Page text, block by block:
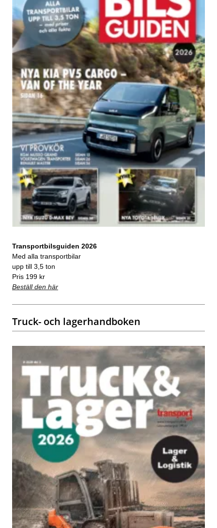
Transportbilsguiden 2026
Med alla transportbilar
upp till 3,5 ton
Pris 199 kr
Beställ den här
Truck- och lagerhandboken